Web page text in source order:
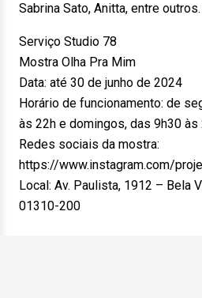
Sabrina Sato, Anitta, entre outros.
Serviço Studio 78
Mostra Olha Pra Mim
Data: até 30 de junho de 2024
Horário de funcionamento: de
às 22h e domingos, das 9h30 às
Redes sociais da mostra:
https://www.instagram.com/
Local: Av. Paulista, 1912 – Bela
01310-200